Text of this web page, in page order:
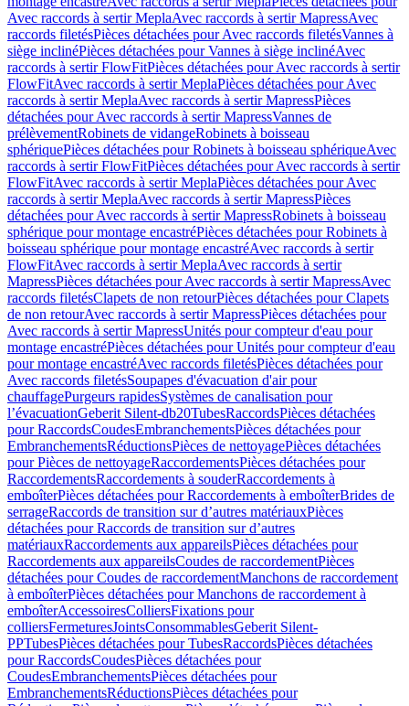
Avec raccords à sertir MeplaAvec raccords à sertir MapressAvec
raccords filetésPièces détachées pour Avec raccords filetésVannes à
siège inclinéPièces détachées pour Vannes à siège inclinéAvec
raccords à sertir FlowFitPièces détachées pour Avec raccords à sertir
FlowFitAvec raccords à sertir MeplaPièces détachées pour Avec
raccords à sertir MeplaAvec raccords à sertir MapressPièces
détachées pour Avec raccords à sertir MapressVannes de
prélèvementRobinets de vidangeRobinets à boisseau
sphériquePièces détachées pour Robinets à boisseau sphériqueAvec
raccords à sertir FlowFitPièces détachées pour Avec raccords à sertir
FlowFitAvec raccords à sertir MeplaPièces détachées pour Avec
raccords à sertir MeplaAvec raccords à sertir MapressPièces
détachées pour Avec raccords à sertir MapressRobinets à boisseau
sphérique pour montage encastréPièces détachées pour Robinets à
boisseau sphérique pour montage encastréAvec raccords à sertir
FlowFitAvec raccords à sertir MeplaAvec raccords à sertir
MapressPièces détachées pour Avec raccords à sertir MapressAvec
raccords filetésClapets de non retourPièces détachées pour Clapets
de non retourAvec raccords à sertir MapressPièces détachées pour
Avec raccords à sertir MapressUnités pour compteur d'eau pour
montage encastréPièces détachées pour Unités pour compteur d'eau
pour montage encastréAvec raccords filetésPièces détachées pour
Avec raccords filetésSoupapes d'évacuation d'air pour
chauffagePurgeurs rapidesSystèmes de canalisation pour
l’évacuationGeberit Silent-db20TubesRaccordsPièces détachées
pour RaccordsCoudesEmbranchementsPièces détachées pour
EmbranchementsRéductionsPièces de nettoyagePièces détachées
pour Pièces de nettoyageRaccordementsPièces détachées pour
RaccordementsRaccordements à souderRaccordements à
emboîterPièces détachées pour Raccordements à emboîterBrides de
serrageRaccords de transition sur d’autres matériauxPièces
détachées pour Raccords de transition sur d’autres
matériauxRaccordements aux appareilsPièces détachées pour
Raccordements aux appareilsCoudes de raccordementPièces
détachées pour Coudes de raccordementManchons de raccordement
à emboîterPièces détachées pour Manchons de raccordement à
emboîterAccessoiresColliersFixations pour
colliersFermeturesJointsConsommablesGeberit Silent-
PPTubesPièces détachées pour TubesRaccordsPièces détachées
pour RaccordsCoudesPièces détachées pour
CoudesEmbranchementsPièces détachées pour
EmbranchementsRéductionsPièces détachées pour